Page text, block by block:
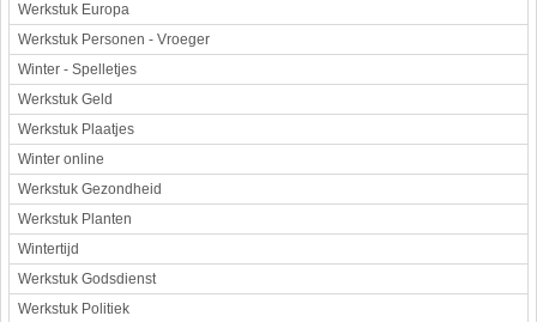
Werkstuk Europa
Werkstuk Personen - Vroeger
Winter - Spelletjes
Werkstuk Geld
Werkstuk Plaatjes
Winter online
Werkstuk Gezondheid
Werkstuk Planten
Wintertijd
Werkstuk Godsdienst
Werkstuk Politiek